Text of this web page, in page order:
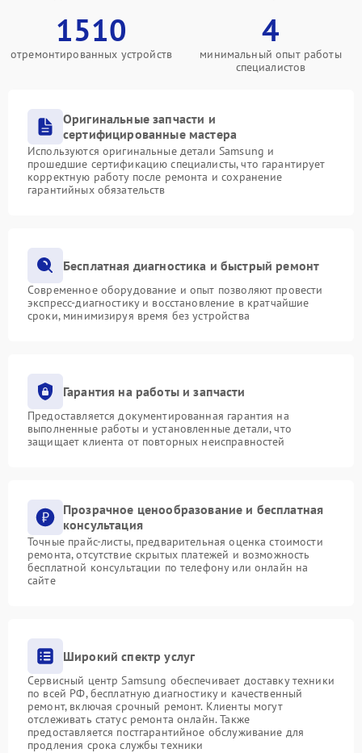
1510
отремонтированных устройств
4
минимальный опыт работы
специалистов
Оригинальные запчасти и
сертифицированные мастера
Используются оригинальные детали Samsung и
прошедшие сертификацию специалисты, что гарантирует
корректную работу после ремонта и сохранение
гарантийных обязательств
Бесплатная диагностика и быстрый ремонт
Современное оборудование и опыт позволяют провести
экспресс-диагностику и восстановление в кратчайшие
сроки, минимизируя время без устройства
Гарантия на работы и запчасти
Предоставляется документированная гарантия на
выполненные работы и установленные детали, что
защищает клиента от повторных неисправностей
Прозрачное ценообразование и бесплатная
консультация
Точные прайс-листы, предварительная оценка стоимости
ремонта, отсутствие скрытых платежей и возможность
бесплатной консультации по телефону или онлайн на
сайте
Широкий спектр услуг
Сервисный центр Samsung обеспечивает доставку техники
по всей РФ, бесплатную диагностику и качественный
ремонт, включая срочный ремонт. Клиенты могут
отслеживать статус ремонта онлайн. Также
предоставляется постгарантийное обслуживание для
продления срока службы техники